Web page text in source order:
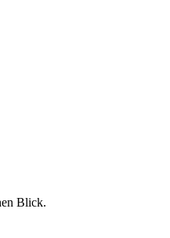
Blick.